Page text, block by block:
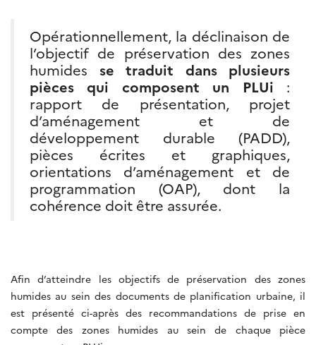
Opérationnellement, la déclinaison de
l’objectif de préservation des zones
humides se traduit dans plusieurs
pièces qui composent un PLUi :
rapport de présentation, projet
d’aménagement et de
développement durable (PADD),
pièces écrites et graphiques,
orientations d’aménagement et de
programmation (OAP), dont la
cohérence doit être assurée.
Afin d’atteindre les objectifs de préservation des zones
humides au sein des documents de planification urbaine, il
est présenté ci-après des recommandations de prise en
compte des zones humides au sein de chaque pièce